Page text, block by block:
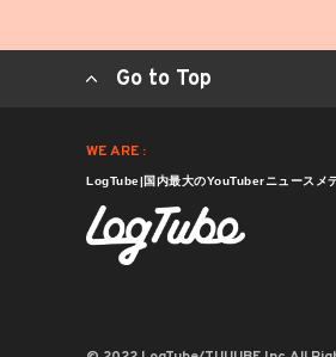
Go to Top
WE ARE :
LogTube|国内最大のYouTuberニュースメ